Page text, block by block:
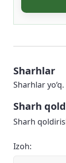
Sharhlar
Sharhlar yo‘q.
Sharh
Sharh
Izoh: